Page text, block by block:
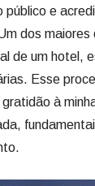
público e
dos
de um hotel,
Esse
à